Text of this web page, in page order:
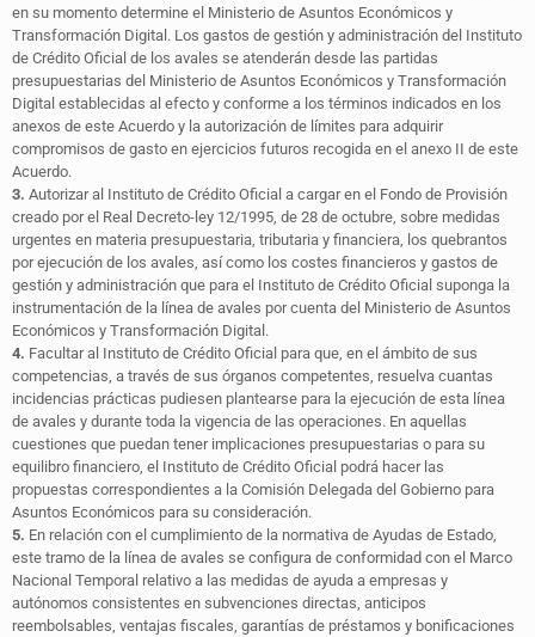
en su momento determine el Ministerio de Asuntos Económicos y
Transformación Digital. Los gastos de gestión y administración del Instituto
de Crédito Oficial de los avales se atenderán desde las partidas
presupuestarias del Ministerio de Asuntos Económicos y Transformación
Digital establecidas al efecto y conforme a los términos indicados en los
anexos de este Acuerdo y la autorización de límites para adquirir
compromisos de gasto en ejercicios futuros recogida en el anexo II de este
Acuerdo.
3. Autorizar al Instituto de Crédito Oficial a cargar en el Fondo de Provisión
creado por el Real Decreto-ley 12/1995, de 28 de octubre, sobre medidas
urgentes en materia presupuestaria, tributaria y financiera, los quebrantos
por ejecución de los avales, así como los costes financieros y gastos de
gestión y administración que para el Instituto de Crédito Oficial suponga la
instrumentación de la línea de avales por cuenta del Ministerio de Asuntos
Económicos y Transformación Digital.
4. Facultar al Instituto de Crédito Oficial para que, en el ámbito de sus
competencias, a través de sus órganos competentes, resuelva cuantas
incidencias prácticas pudiesen plantearse para la ejecución de esta línea
de avales y durante toda la vigencia de las operaciones. En aquellas
cuestiones que puedan tener implicaciones presupuestarias o para su
equilibro financiero, el Instituto de Crédito Oficial podrá hacer las
propuestas correspondientes a la Comisión Delegada del Gobierno para
Asuntos Económicos para su consideración.
5. En relación con el cumplimiento de la normativa de Ayudas de Estado,
este tramo de la línea de avales se configura de conformidad con el Marco
Nacional Temporal relativo a las medidas de ayuda a empresas y
autónomos consistentes en subvenciones directas, anticipos
reembolsables, ventajas fiscales, garantías de préstamos y bonificaciones